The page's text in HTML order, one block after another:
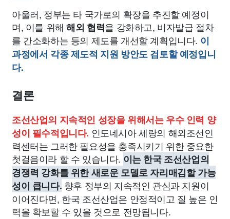
아울러, 정부는 타 국가로의 확장을 추진할 예정이
며, 이를 위해해외 협력을 강화하고, 비자발급 절차
를 간소화하는 등의 제도를 개선할 계획입니다. 이
과정에서 각종 제도적 지원 방안도 검토할 예정입니
다.
결론
조선산업의 지속적인 성장을 위해서는 우수 인력 양
성이 필수적입니다. 인도네시아 세랑의 해외조선인
력센터는 그러한 필요성을 충족시키기 위한 중요한
첫걸음이라 할 수 있습니다. 이는 한국 조선산업의
경쟁력 강화를 위한 새로운 모델로 자리매김할 가능
성이 큽니다. 향후 정부의 지속적인 관심과 지원이
이어진다면, 한국 조선산업은 안정적이고 질 높은 인
력을 확보할 수 있을 것으로 전망됩니다.